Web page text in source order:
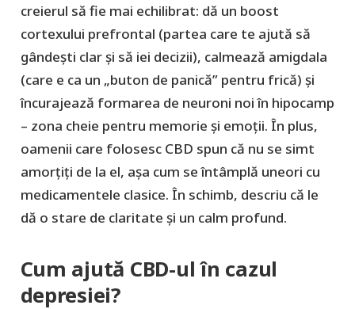
creierul să fie mai echilibrat: dă un boost
cortexului prefrontal (partea care te ajută să
gândești clar și să iei decizii), calmează amigdala
(care e ca un „buton de panică” pentru frică) și
încurajează formarea de neuroni noi în hipocamp
– zona cheie pentru memorie și emoții. În plus,
oamenii care folosesc CBD spun că nu se simt
amorțiți de la el, așa cum se întâmplă uneori cu
medicamentele clasice. În schimb, descriu că le
dă o stare de claritate și un calm profund.
Cum ajută CBD-ul în cazul
depresiei?